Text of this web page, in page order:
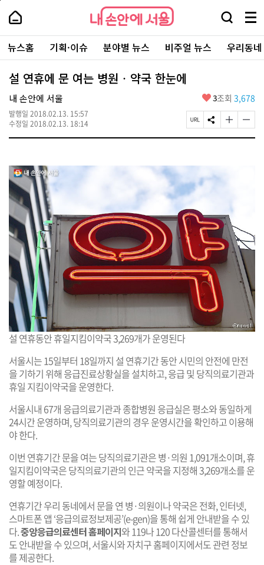
본
로
가
내
손
안
에
서
울
-
서
울
시
대
표
소
털
내
손
에
울
검
창
열
기
메
뉴
전
체
보
주
요
서
뉴스홈 기획·이슈 분야별 뉴스 비주얼 뉴스 우리동
설 연휴에 문 여는 병원‧약국 한눈에
내 손안에 서울
발행일 2018.02.13. 15:57
수정일 2018.02.13. 18:14
좋
요
3조회 3,678
페
이
R
복
사
S
N
하
기
글
자
기
글
자
설 연휴동안 휴일지킴이약국 3,269개가 운영된다
서울시는 15일부터 18일까지 설 연휴기간 동안 시민의 안전에 만전
을 기하기 위해 응급진료상황실을 설치하고, 응급 및 당직의료기관과
휴일 지킴이약국을 운영한다.
서울시내 67개 응급의료기관과 종합병원 응급실은 평소와 동일하게
24시간 운영하며, 당직의료기관의 경우 운영시간을 확인하고 이용해
야 한다.
이번 연휴기간 문을 여는 당직의료기관은 병·의원 1,091개소이며, 휴
일지킴이약국은 당직의료기관의 인근 약국을 지정해 3,269개소를 운
영할 예정이다.
연휴기간 우리 동네에서 문을 연 병·의원이나 약국은 전화, 인터넷,
스마트폰 앱 ‘응급의료정보제공’(e-gen)을 통해 쉽게 안내받을 수 있
다.중앙응급의료센터 홈페이지와 119나 120 다산콜센터를 통해서
도 안내받을 수 있으며, 서울시와 자치구 홈페이지에서도 관련 정보
를 제공한다.
페
상
단
로